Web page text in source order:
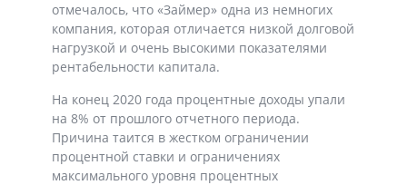
отмечалось, что «Займер» одна из немногих
компания, которая отличается низкой долговой
нагрузкой и очень высокими показателями
рентабельности капитала.
На конец 2020 года процентные доходы упали
на 8% от прошлого отчетного периода.
Причина таится в жестком ограничении
процентной ставки и ограничениях
максимального уровня процентных